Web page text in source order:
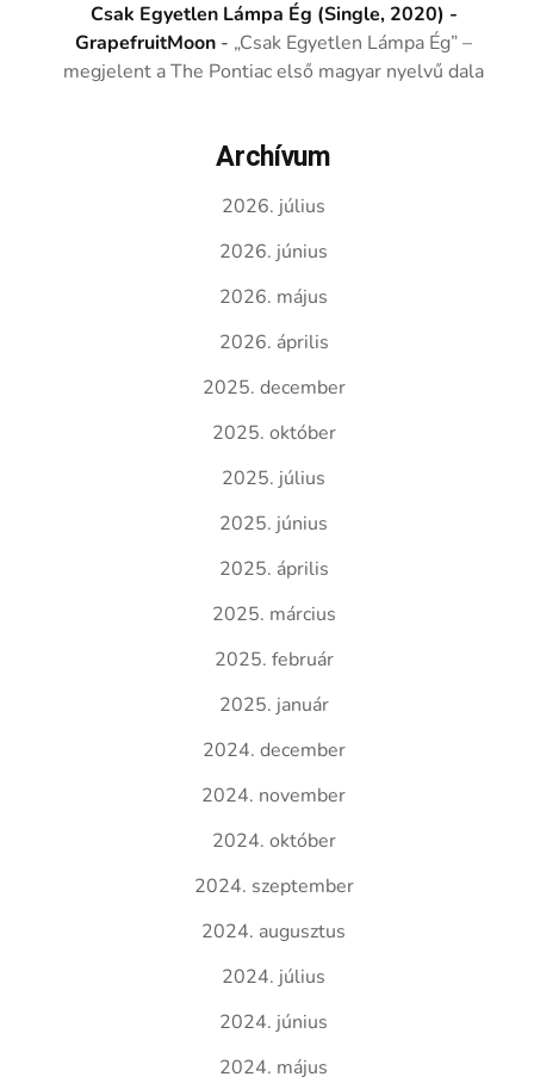
Csak Egyetlen Lámpa Ég (Single, 2020) -
GrapefruitMoon - „Csak Egyetlen Lámpa Ég” –
megjelent a The Pontiac első magyar nyelvű dala
Archívum
2026. július
2026. június
2026. május
2026. április
2025. december
2025. október
2025. július
2025. június
2025. április
2025. március
2025. február
2025. január
2024. december
2024. november
2024. október
2024. szeptember
2024. augusztus
2024. július
2024. június
2024. május